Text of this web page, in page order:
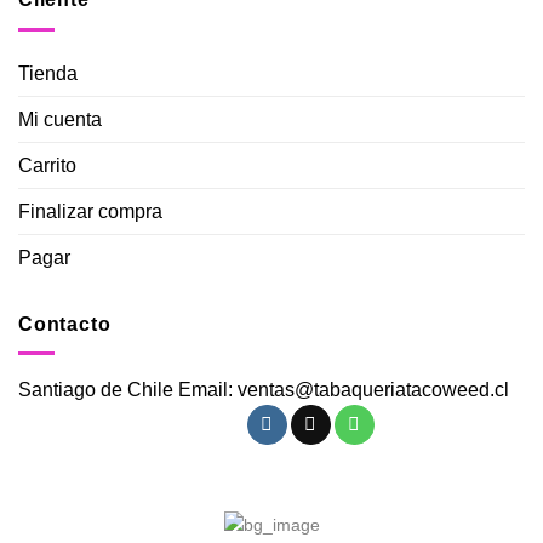
Tienda
Mi cuenta
Carrito
Finalizar compra
Pagar
Contacto
Santiago de Chile Email: ventas@tabaqueriatacoweed.cl